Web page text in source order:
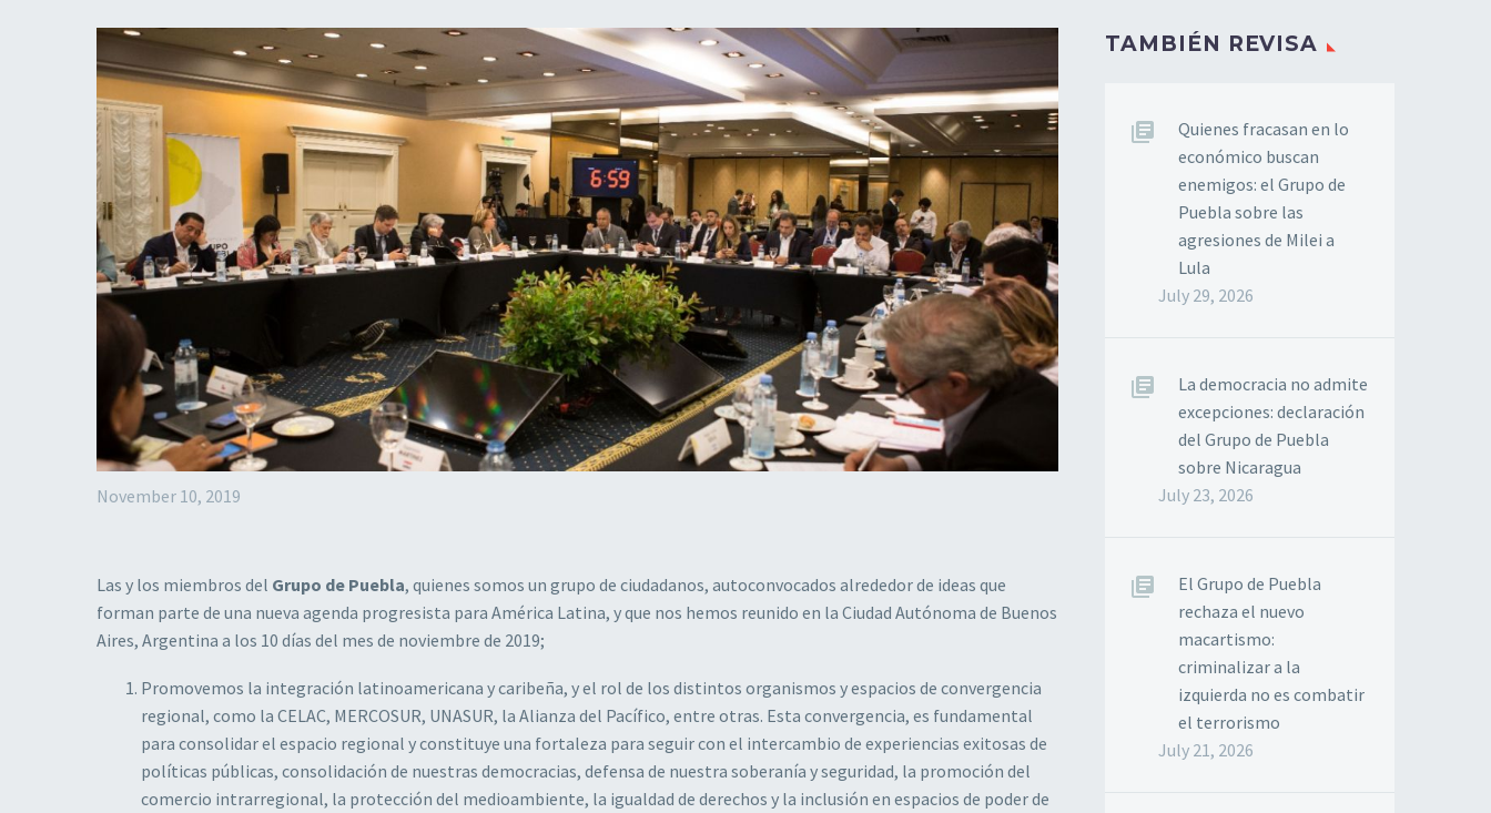
November 10, 2019
Las y los miembros del Grupo de Puebla, quienes somos un grupo de ciudadanos, autoconvocados alrededor de ideas que
forman parte de una nueva agenda progresista para América Latina, y que nos hemos reunido en la Ciudad Autónoma de Buenos
Aires, Argentina a los 10 días del mes de noviembre de 2019;
Promovemos la integración latinoamericana y caribeña, y el rol de los distintos organismos y espacios de convergencia
regional, como la CELAC, MERCOSUR, UNASUR, la Alianza del Pacífico, entre otras. Esta convergencia, es fundamental
para consolidar el espacio regional y constituye una fortaleza para seguir con el intercambio de experiencias exitosas de
políticas públicas, consolidación de nuestras democracias, defensa de nuestra soberanía y seguridad, la promoción del
comercio intrarregional, la protección del medioambiente, la igualdad de derechos y la inclusión en espacios de poder de
TAMBIÉN REVISA
Quienes fracasan en lo
económico buscan
enemigos: el Grupo de
Puebla sobre las
agresiones de Milei a
Lula
July 29, 2026
La democracia no admite
excepciones: declaración
del Grupo de Puebla
sobre Nicaragua
July 23, 2026
El Grupo de Puebla
rechaza el nuevo
macartismo:
criminalizar a la
izquierda no es combatir
el terrorismo
July 21, 2026